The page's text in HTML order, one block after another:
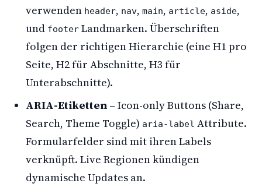
verwenden header, nav, main, article, aside,
und footer Landmarken. Überschriften
folgen der richtigen Hierarchie (eine H1 pro
Seite, H2 für Abschnitte, H3 für
Unterabschnitte).
ARIA-Etiketten – Icon-only Buttons (Share,
Search, Theme Toggle) aria-label Attribute.
Formularfelder sind mit ihren Labels
verknüpft. Live Regionen kündigen
dynamische Updates an.